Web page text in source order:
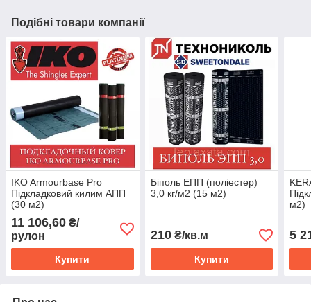
Подібні товари компанії
IKO Armourbase Pro
Підкладковий килим АПП
(30 м2)
11 106,60 ₴/
рулон
Купити
Біполь ЕПП (поліестер)
3,0 кг/м2 (15 м2)
210₴/кв.м
Купити
м2)
5